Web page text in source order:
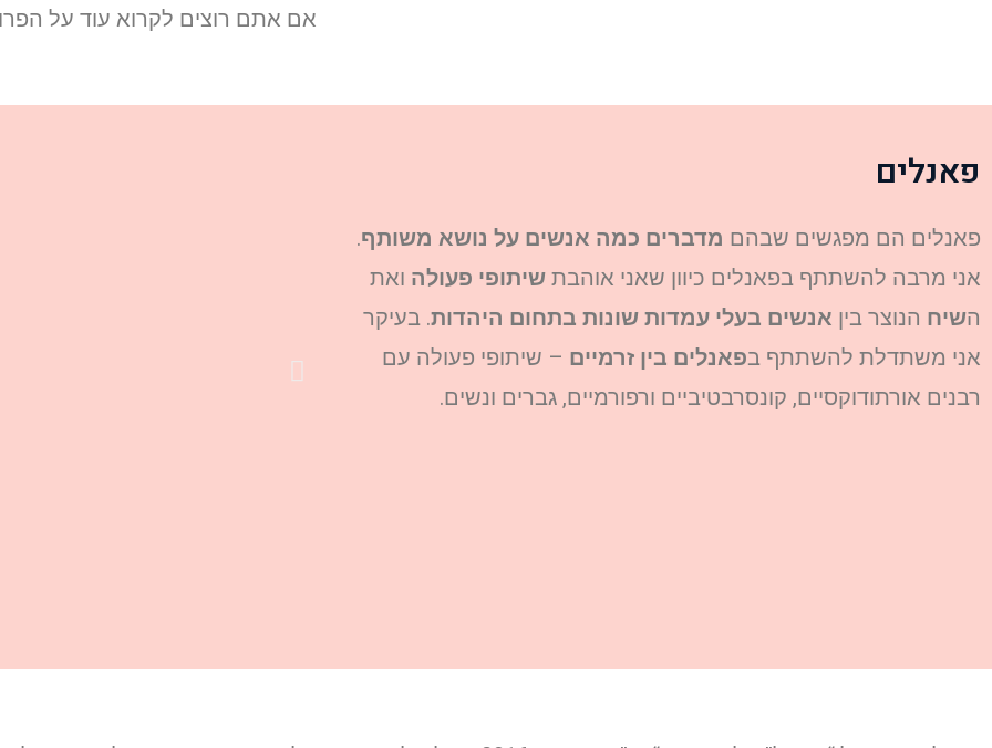
אם אתם רוצים לקרוא עוד על
פאנלים
פאנלים הם מפגשים שבהם מדברים כמה אנשים על נושא משותף.
אני מרבה להשתתף בפאנלים כיוון שאני אוהבת שיתופי פעולה ואת
השיח הנוצר בין אנשים בעלי עמדות שונות בתחום היהדות. בעיקר
אני משתדלת להשתתף בפאנלים בין זרמיים – שיתופי פעולה עם
רבנים אורתודוקסיים, קונסרבטיביים ורפורמיים, גברים ונשים.